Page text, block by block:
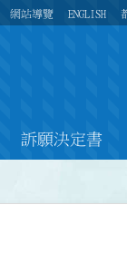
網站導覽 ENGLISH
訴願決定書